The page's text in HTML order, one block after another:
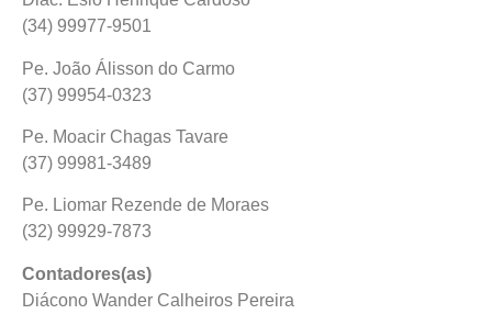
(34) 99977-9501
Pe. João Álisson do Carmo
(37) 99954-0323
Pe. Moacir Chagas Tavare
(37) 99981-3489
Pe. Liomar Rezende de Moraes
(32) 99929-7873
Contadores(as)
Diácono Wander Calheiros Pereira